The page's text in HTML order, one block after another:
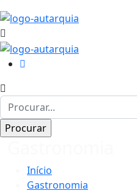
Início
Gastronomia